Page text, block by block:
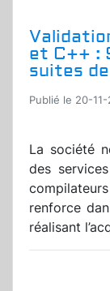
et C++ :
suites
Publié le 20-
La société
des
renforce
réalisant